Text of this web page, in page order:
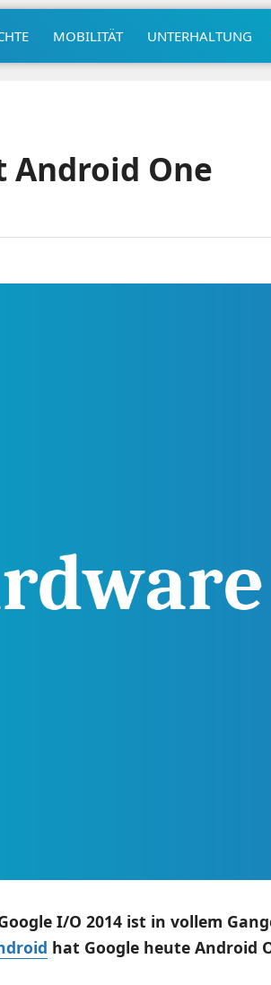
MOBILITÄT UNTERHALTUNG
Android One
I/O 2014 ist in vollem
hat Google heute Android